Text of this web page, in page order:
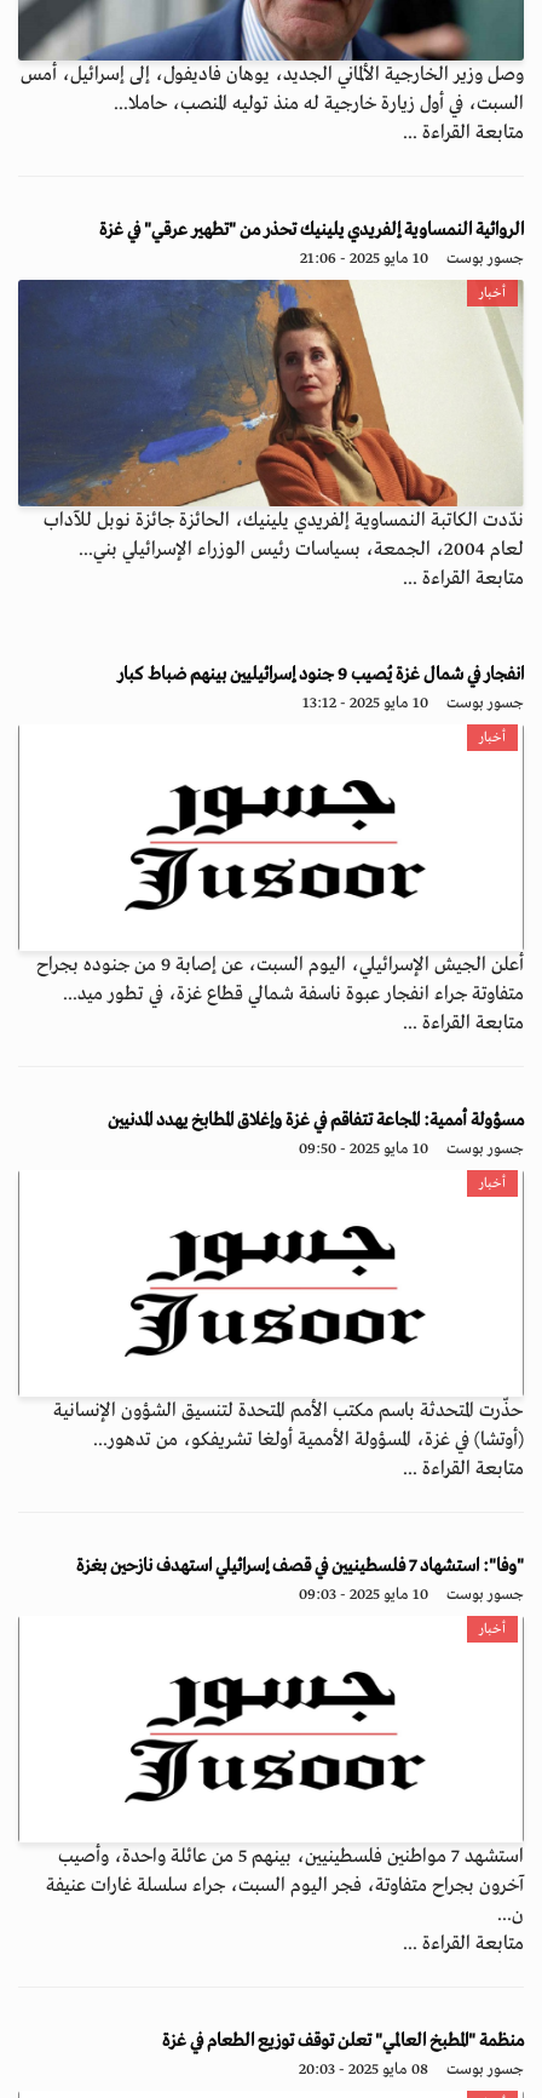
وصل وزير الخارجية الألماني الجديد، يوهان فاديفول، إلى إسرائيل، أمس
السبت، في أول زيارة خارجية له منذ توليه المنصب، حاملا...
متابعة القراءة ...
الروائية النمساوية إلفريدي يلينيك تحذر من "تطهير عرقي" في غزة
جسور بوست 10 مايو 2025 - 21:06
أخبار
ندّدت الكاتبة النمساوية إلفريدي يلينيك، الحائزة جائزة نوبل للآداب
لعام 2004، الجمعة، بسياسات رئيس الوزراء الإسرائيلي بني...
متابعة القراءة ...
انفجار في شمال غزة يُصيب 9 جنود إسرائيليين بينهم ضباط كبار
جسور بوست 10 مايو 2025 - 13:12
أخبار
أعلن الجيش الإسرائيلي، اليوم السبت، عن إصابة 9 من جنوده بجراح
متفاوتة جراء انفجار عبوة ناسفة شمالي قطاع غزة، في تطور ميد...
متابعة القراءة ...
مسؤولة أممية: المجاعة تتفاقم في غزة وإغلاق المطابخ يهدد المدنيين
جسور بوست 10 مايو 2025 - 09:50
أخبار
حذّرت المتحدثة باسم مكتب الأمم المتحدة لتنسيق الشؤون الإنسانية
(أوتشا) في غزة، المسؤولة الأممية أولغا تشريفكو، من تدهور...
متابعة القراءة ...
"وفا": استشهاد 7 فلسطينيين في قصف إسرائيلي استهدف نازحين بغزة
جسور بوست 10 مايو 2025 - 09:03
أخبار
استشهد 7 مواطنين فلسطينيين، بينهم 5 من عائلة واحدة، وأصيب
آخرون بجراح متفاوتة، فجر اليوم السبت، جراء سلسلة غارات عنيفة
ن...
متابعة القراءة ...
منظمة "المطبخ العالمي" تعلن توقف توزيع الطعام في غزة
جسور بوست 08 مايو 2025 - 20:03